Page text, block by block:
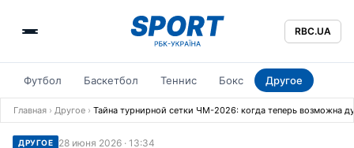
RBC.UA
Футбол Баскетбол Теннис Бокс Другое
Главная › Другое › Тайна турнирной сетки ЧМ-2026: когда теперь возможна
ДРУГОЕ 28 июня 2026 · 13:34